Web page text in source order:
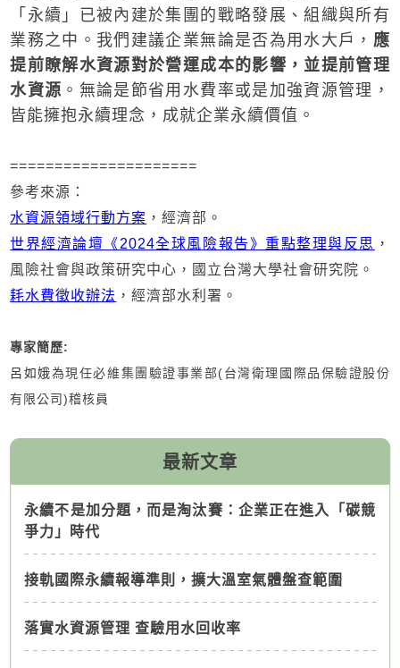
「永續」已被內建於集團的戰略發展、組織與所有
業務之中。我們建議企業無論是否為用水大戶， 應
提前瞭解水資源對於營運成本的影響，並提前管理
水資源 。無論是節省用水費率或是加強資源管理，
皆能擁抱永續理念，成就企業永續價值。
=====================
參考來源：
水資源領域行動方案 ，經濟部。
世界經濟論壇《2024全球風險報告》重點整理與反思 ，
風險社會與政策研究中心，國立台灣大學社會研究院。
耗水費徵收辦法 ，經濟部水利署。
專家簡歷:
呂如娥為現任必維集團驗證事業部(台灣衛理國際品保驗證股份
有限公司)稽核員
最新文章
永續不是加分題，而是淘汰賽：企業正在進入「碳競
爭力」時代
接軌國際永續報導準則，擴大溫室氣體盤查範圍
落實水資源管理 查驗用水回收率